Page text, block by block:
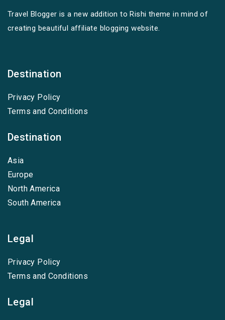
Travel Blogger is a new addition to Rishi theme in mind of
creating beautiful affiliate blogging website.
Destination
Privacy Policy
Terms and Conditions
Destination
Asia
Europe
North America
South America
Legal
Privacy Policy
Terms and Conditions
Legal